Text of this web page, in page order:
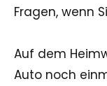
Fragen, wenn
Auf dem
Auto noch